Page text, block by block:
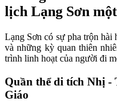
lịch Lạng Sơn
Lạng Sơn có sự pha trộn hài
và những kỳ quan thiên
trình linh hoạt của người đi
Quần thể di tích Nhị -
Giáo